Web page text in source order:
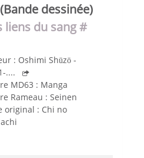
(Bande dessinée)
liens du sang #
: Oshimi Shūzō -
....
MD63 : Manga
Rameau : Seinen
original : Chi no